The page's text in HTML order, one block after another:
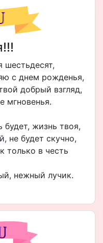
шестьдесят,
с днем рожденья,
добрый взгляд,
мгновенья.
будет, жизнь твоя,
не будет скучно,
только в честь
нежный лучик.